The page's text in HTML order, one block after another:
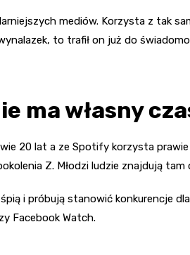
mediów. Korzysta z tak
to trafił on już do
ma własny
20 lat a ze Spotify korzysta
Z. Młodzi ludzie znajdują
i próbują stanowić konkurencje
Facebook Watch.